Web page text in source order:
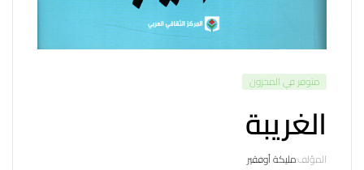
متوفر في المخزون
الغريبة
المؤلف:مليكة أوفقير